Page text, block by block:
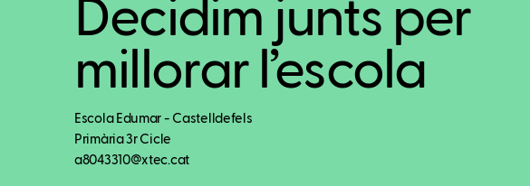
Decidim junts per
millorar l’escola
Escola Edumar - Castelldefels
Primària 3r Cicle
a8043310@xtec.cat